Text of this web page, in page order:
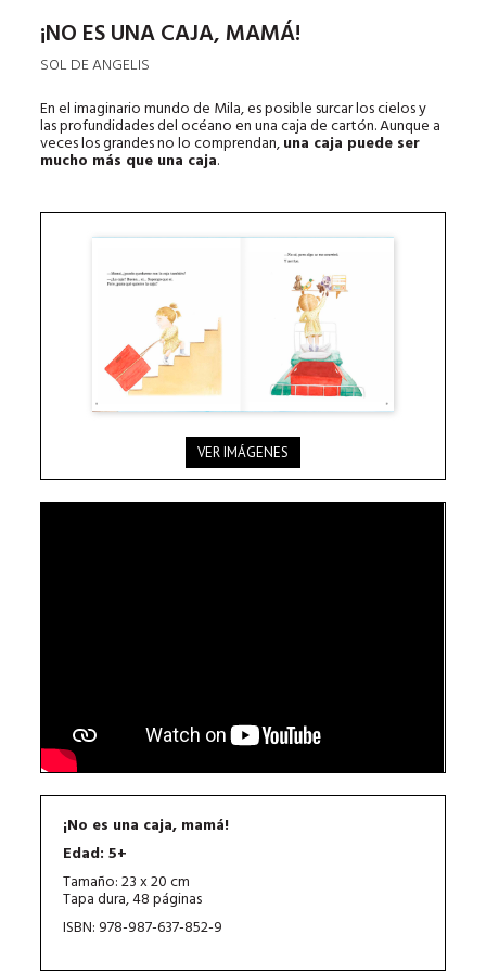
¡NO ES UNA CAJA, MAMÁ!
SOL DE ANGELIS
En el imaginario mundo de Mila, es posible surcar los cielos y
las profundidades del océano en una caja de cartón. Aunque a
veces los grandes no lo comprendan,una caja puede ser
mucho más que una caja.
VER IMÁGENES
¡No es una caja, mamá!
Edad: 5+
Tamaño: 23 x 20 cm
Tapa dura, 48 páginas
ISBN: 978-987-637-852-9